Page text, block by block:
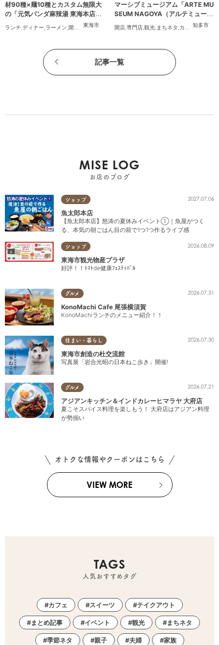
東海市
材90種×麺10種とカスタム無限大
の「元気パンダ麻辣湯 東海本店」
ランチ,ディナー,ラーメン,開店 夫婦,カップル ,おひとりさま,友人, トレンド 知多市
マーシブミュージアム「ARTE MU
SEUM NAGOYA（アルテミュージ
アムナゴヤ）」が2026年11月下旬
にオープン
開店,専門店,観光, まちネタ ,カップル ,友人
記事一覧
MISE LOG
お店のブログ
ショップ 2027.07.06
魚太郎本店
【魚太郎本店】怒涛の夏休みイベント①｜魚屋がつく
る、本気の朝ごはん目の前で1つ1つ作るライブ感
ショップ 2026.08.09
東海市観光物産プラザ
好評！！ﾄﾏﾄde健康ﾌｪｽﾃｨﾊﾞﾙ
グルメ 2026.07.31
KonoMachi Cafe 尾張横須賀
KonoMachiランチのメニュー紹介！！
住まい・暮らし 2026.07.30
東海市創造の杜交流館
写真展「岩合光昭の日本ねこ歩き」開催!
グルメ 2026.07.21
アジアンキッチン＆インドカレーヒマラヤ 大府店
夏こそスパイス料理を楽しもう！ 大府店はアジアン料理
が勢揃い
オトクな情報やクーポンはこちら
VIEW MORE
TAGS
人気おすすめタグ
カフェ スイーツ テイクアウト
まとめ記事 イベント 観光 まちネタ
季節ネタ 親子 夫婦 家族